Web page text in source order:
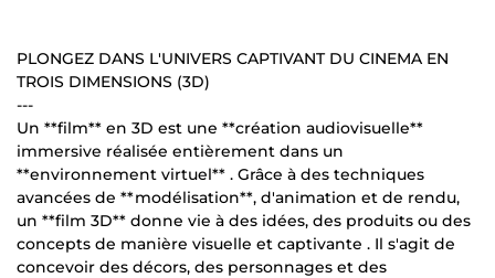
PLONGEZ DANS L'UNIVERS CAPTIVANT DU CINEMA EN
TROIS DIMENSIONS (3D)
---
Un **film** en 3D est une **création audiovisuelle**
immersive réalisée entièrement dans un
**environnement virtuel** . Grâce à des techniques
avancées de **modélisation**, d'animation et de rendu,
un **film 3D** donne vie à des idées, des produits ou des
concepts de manière visuelle et captivante . Il s'agit de
concevoir des décors, des personnages et des